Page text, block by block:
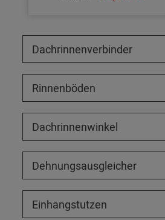
Dachrinnenverbinder
Rinnenböden
Dachrinnenwinkel
Dehnungsausgleicher
Einhangstutzen